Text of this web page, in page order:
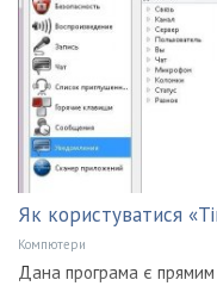
Як користуватися
Компютери
Дана програма є